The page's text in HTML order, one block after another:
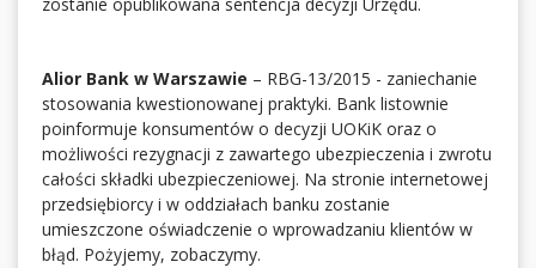
zostanie opublikowana sentencja decyzji Urzędu.
Alior Bank w Warszawie – RBG-13/2015 - zaniechanie
stosowania kwestionowanej praktyki. Bank listownie
poinformuje konsumentów o decyzji UOKiK oraz o
możliwości rezygnacji z zawartego ubezpieczenia i zwrotu
całości składki ubezpieczeniowej. Na stronie internetowej
przedsiębiorcy i w oddziałach banku zostanie
umieszczone oświadczenie o wprowadzaniu klientów w
błąd. Pożyjemy, zobaczymy.